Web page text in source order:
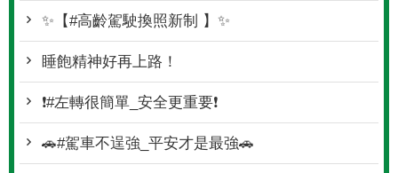
✨【#高齡駕駛換照新制 】✨
睡飽精神好再上路！
❗#左轉很簡單_安全更重要❗
🚗#駕車不逞強_平安才是最強🚗